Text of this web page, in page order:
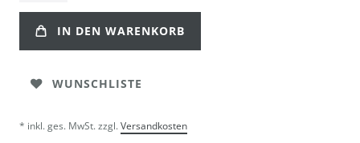
IN DEN WARENKORB
WUNSCHLISTE
* inkl. ges. MwSt. zzgl.Versandkosten